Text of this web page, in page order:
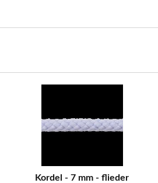
Kordel - 7 mm - flieder